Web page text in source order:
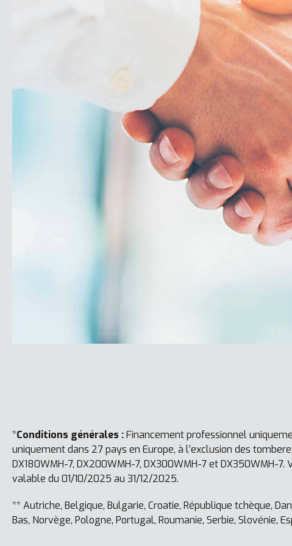
*Conditions générales :Financement professionnel
uniquement dans 27 pays en Europe, à l’exclusion des
DX180WMH-7, DX200WMH-7, DX300WMH-7 et
valable du 01/10/2025 au 31/12/2025.
** Autriche, Belgique, Bulgarie, Croatie, République tchèque,
Bas, Norvège, Pologne, Portugal, Roumanie, Serbie, Slovénie,